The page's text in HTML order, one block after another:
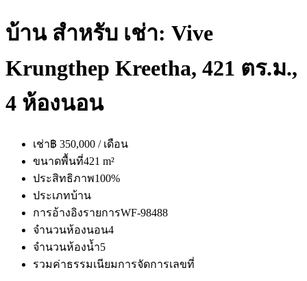
บ้าน สำหรับ เช่า: Vive
Krungthep Kreetha, 421 ตร.ม.,
4 ห้องนอน
เช่า฿ 350,000 / เดือน
ขนาดพื้นที่421 m²
ประสิทธิภาพ100%
ประเภทบ้าน
การอ้างอิงรายการWF-98488
จำนวนห้องนอน4
จำนวนห้องน้ำ5
รวมค่าธรรมเนียมการจัดการเลขที่